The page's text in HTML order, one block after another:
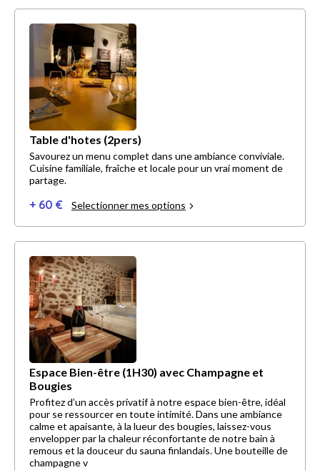
Table d'hotes (2pers)
Savourez un menu complet dans une ambiance conviviale.
Cuisine familiale, fraîche et locale pour un vrai moment de
partage.
+ 60 € Selectionner mes options
Espace Bien-être (1H30) avec Champagne et
Bougies
Profitez d’un accès privatif à notre espace bien-être, idéal
pour se ressourcer en toute intimité. Dans une ambiance
calme et apaisante, à la lueur des bougies, laissez-vous
envelopper par la chaleur réconfortante de notre bain à
remous et la douceur du sauna finlandais. Une bouteille de
champagne v